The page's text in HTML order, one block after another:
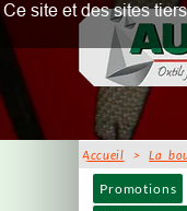
Promotions
Accueil >La
Ce site et des sites